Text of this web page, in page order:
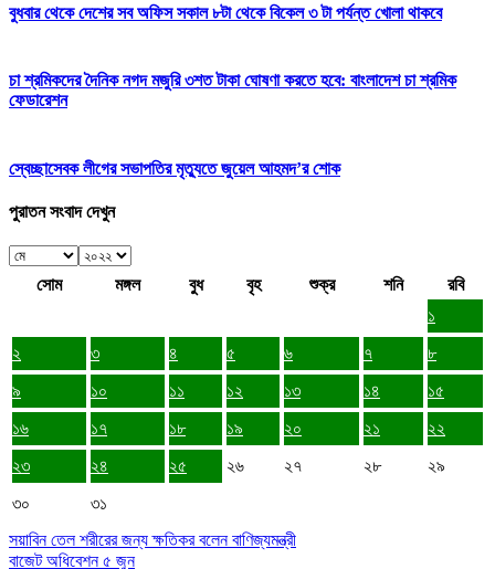
বুধবার থেকে দেশের সব অফিস সকাল ৮টা থেকে বিকেল ৩ টা পর্যন্ত খোলা থাকবে
চা শ্রমিকদের দৈনিক নগদ মজুরি ৩শত টাকা ঘোষণা করতে হবে: বাংলাদেশ চা শ্রমিক
ফেডারেশন
স্বেচ্ছাসেবক লীগের সভাপতির মৃত্যুতে জুয়েল আহমদ’র শোক
পুরাতন সংবাদ দেখুন
সোম মঙ্গল বুধ বৃহ শুক্র শনি
রবি
১
২
৩ ৪ ৫ ৬ ৭
৮
৯
১০ ১১ ১২ ১৩ ১৪
১৫
১৬
১৭ ১৮ ১৯ ২০ ২১
২২
২৩
২৪ ২৫ ২৬ ২৭ ২৮
২৯
৩০
৩১
সয়াবিন তেল শরীরের জন্য ক্ষতিকর বলেন বাণিজ্যমন্ত্রী
বাজেট অধিবেশন ৫ জুন